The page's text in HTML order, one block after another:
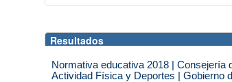
Resultados
Normativa educativa 2018 | Consejería
Actividad Física y Deportes | Gobierno